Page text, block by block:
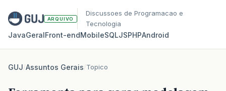
ARQUIVO
Discussoes de Programacao e
Tecnologia
JavaGeralFront‑endMobileSQLJSPHPAndroid
GUJ/Assuntos Gerais/Topico